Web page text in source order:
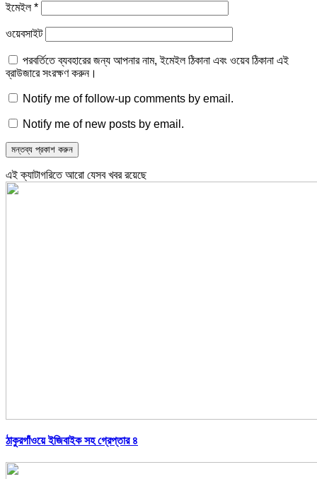
ইমেইল*
ওয়েবসাইট
পরবর্তিতে ব্যবহারের জন্য আপনার নাম, ইমেইল ঠিকানা এবং ওয়েব ঠিকানা এই
ব্রাউজারে সংরক্ষণ করুন।
Notify me of follow-up comments by email.
Notify me of new posts by email.
এই ক্যাটাগরিতে আরো যেসব খবর রয়েছে
ঠাকুরগাঁওয়ে ইজিবাইক সহ গ্রেপ্তার ৪